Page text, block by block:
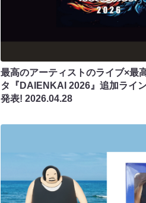
最高のアーティストのライブ×最
タ『DAIENKAI 2026』追加ライ
発表!2026.04.28